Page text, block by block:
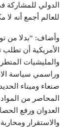
الدولي للمشاركة
للعالم أجمع أنه
وأضاف: “بدلا من
الأمريكية أن
والمليشيات
وراسمي سياسة
صنعاء وميناء
المحاصر من
العدوان ورفع
والاستقرار